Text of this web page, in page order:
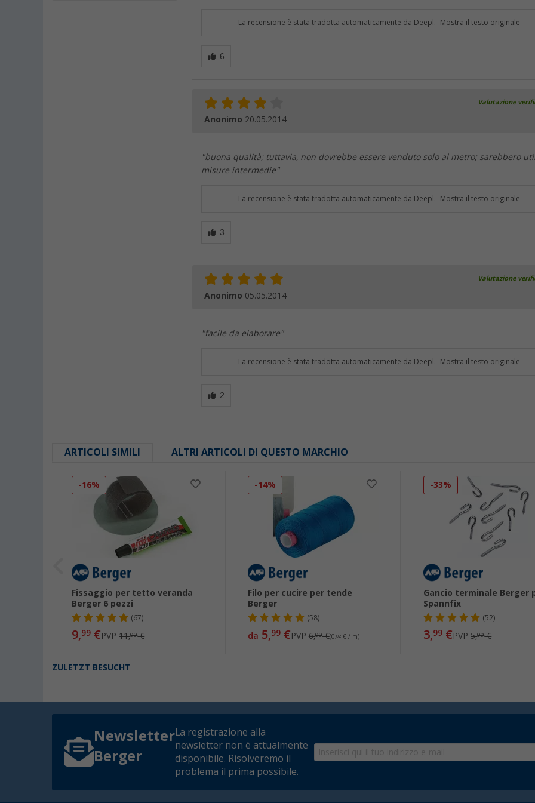
La recensione è stata tradotta automaticamente da Deepl. Mostra il testo originale
Valutazione
Anonimo 20.05.2014
"buona qualità; tuttavia, non dovrebbe essere venduto solo al metro; sarebbero
misure intermedie"
La recensione è stata tradotta automaticamente da Deepl. Mostra il testo originale
Valutazione
Anonimo 05.05.2014
"facile da elaborare"
La recensione è stata tradotta automaticamente da Deepl. Mostra il testo originale
ARTICOLI SIMILI ALTRI ARTICOLI DI QUESTO MARCHIO
-16%
Fissaggio per tetto veranda
Berger 6 pezzi
(67)
9,99 €PVP11,99€
-14%
Filo per cucire per tende
Berger
(58)
da 5,99€PVP 6,99€(0,02€ / m)
-33%
Gancio terminale Berger
Spannfix
(52)
3,99 €PVP5,99€
ZULETZT BESUCHT
Newsletter
Berger
La registrazione alla
newsletter non è attualmente
disponibile. Risolveremo il
problema il prima possibile.